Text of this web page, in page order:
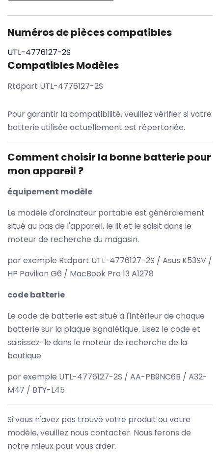
Numéros de pièces compatibles
UTL-4776127-2S
Compatibles Modèles
Rtdpart UTL-4776127-2S
Pour garantir la compatibilité, veuillez vérifier si votre
batterie utilisée actuellement est répertoriée.
Comment choisir la bonne batterie pour
mon appareil ?
équipement modèle
Le modèle d'ordinateur portable est généralement
situé au bas de l'appareil, le lit et le saisit dans le
moteur de recherche du magasin.
par exemple Rtdpart UTL-4776127-2S / Asus K53SV /
HP Pavilion G6 / MacBook Pro 13 A1278
code batterie
Le code de batterie est situé à l'intérieur de chaque
batterie sur la plaque signalétique. Lisez le code et
saisissez-le dans le moteur de recherche de la
boutique.
par exemple UTL-4776127-2S / AA-PB9NC6B / A32-
M47 / BTY-L45
Si vous n'avez pas trouvé votre produit ou votre
modèle, veuillez nous contacter. Nous ferons de
notre mieux pour vous aider.